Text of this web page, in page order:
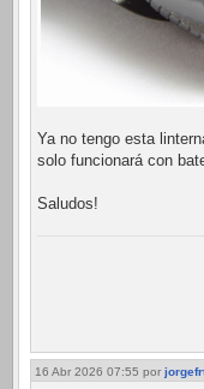
Ya no tengo esta
solo funcionará con
Saludos!
16 Abr 2026 07:55 por